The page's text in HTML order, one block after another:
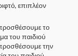
επιπλέον
το
του παιδιού
την